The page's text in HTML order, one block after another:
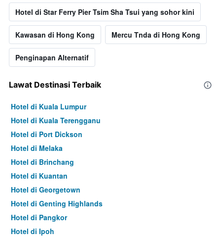
Hotel di Star Ferry Pier Tsim Sha Tsui yang sohor kini
Kawasan di Hong Kong Mercu Tnda di Hong Kong
Penginapan Alternatif
Lawat Destinasi Terbaik
Hotel di Kuala Lumpur
Hotel di Kuala Terengganu
Hotel di Port Dickson
Hotel di Melaka
Hotel di Brinchang
Hotel di Kuantan
Hotel di Georgetown
Hotel di Genting Highlands
Hotel di Pangkor
Hotel di Ipoh